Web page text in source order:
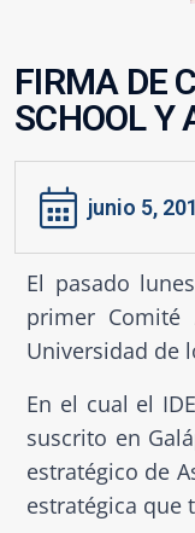
FIRMA DE
SCHOOL Y
junio 5,
El pasado
primer
Universidad de
En el cual el
suscrito en
estratégico de
estratégica que